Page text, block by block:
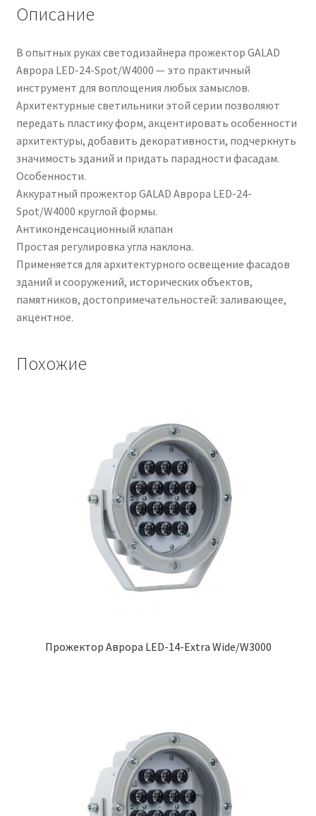
Описание
В опытных руках светодизайнера прожектор GALAD
Аврора LED-24-Spot/W4000 — это практичный
инструмент для воплощения любых замыслов.
Архитектурные светильники этой серии позволяют
передать пластику форм, акцентировать особенности
архитектуры, добавить декоративности, подчеркнуть
значимость зданий и придать парадности фасадам.
Особенности.
Аккуратный прожектор GALAD Аврора LED-24-
Spot/W4000 круглой формы.
Антиконденсационный клапан
Простая регулировка угла наклона.
Применяется для архитектурного освещение фасадов
зданий и сооружений, исторических объектов,
памятников, достопримечательностей: заливающее,
акцентное.
Похожие
Прожектор Аврора LED-14-Extra Wide/W3000